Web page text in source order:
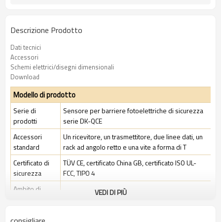
Descrizione Prodotto
Dati tecnici
Accessori
Schemi elettrici/disegni dimensionali
Download
Modello di prodotto
Serie di
prodotti
Sensore per barriere fotoelettriche di sicurezza
serie DK-QCE
Accessori
standard
Un ricevitore, un trasmettitore, due linee dati, un
rack ad angolo retto e una vite a forma di T
Certificato di
sicurezza
TÜV CE, certificato China GB, certificato ISO UL-
FCC, TIPO 4
Ambito di
Ambiente industriale standard
VEDI DI PIÙ